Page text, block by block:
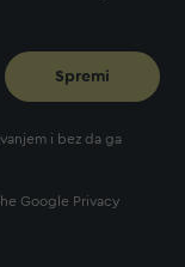
Spremi
i bez da ga
Google Privacy